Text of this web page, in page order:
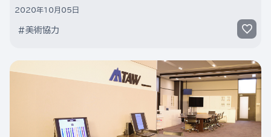
2020年10月05日
#美術協力